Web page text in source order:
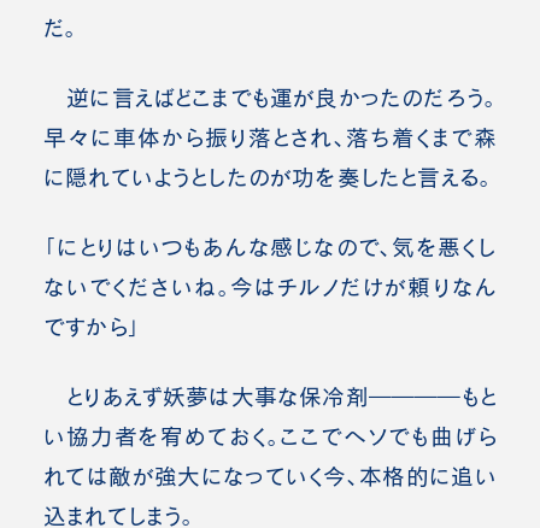
だ。
逆に言えばどこまでも運が良かったのだろう。
早々に車体から振り落とされ、落ち着くまで森
に隠れていようとしたのが功を奏したと言える。
「にとりはいつもあんな感じなので、気を悪くし
ないでくださいね。今はチルノだけが頼りなん
ですから」
とりあえず妖夢は大事な保冷剤――――もと
い協力者を宥めておく。ここでヘソでも曲げら
れては敵が強大になっていく今、本格的に追い
込まれてしまう。